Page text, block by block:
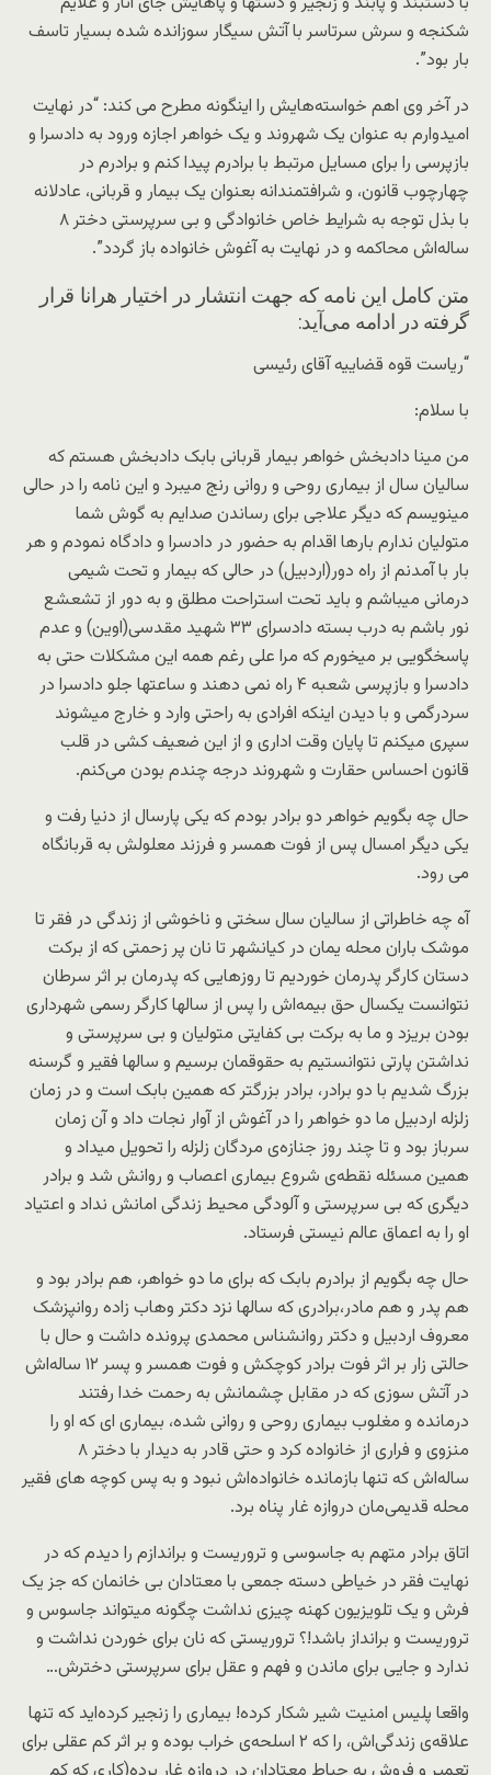
شکنجه و سرش سرتاسر با آتش سیگار سوزانده شده بسیار تاسف
بار بود”.
در آخر وی اهم خواسته‌هایش را اینگونه مطرح می کند: “در نهایت
امیدوارم به عنوان یک شهروند و یک خواهر اجازه ورود به دادسرا و
بازپرسی را برای مسایل مرتبط با برادرم پیدا کنم و برادرم در
چهارچوب قانون، و شرافتمندانه بعنوان یک بیمار و قربانی، عادلانه
با بذل توجه به شرایط خاص خانوادگی و بی سرپرستی دختر ۸
ساله‌اش محاکمه و در نهایت به آغوش خانواده باز گردد”.
متن کامل این نامه که جهت انتشار در اختیار هرانا قرار
گرفته در ادامه می‌آید:
“ریاست قوه قضاییه آقای رئیسی
با سلام:
من مینا دادبخش خواهر بیمار قربانی بابک دادبخش هستم که
سالیان سال از بیماری روحی و روانی رنج میبرد و این نامه را در حالی
مینویسم که دیگر علاجی برای رساندن صدایم به گوش شما
متولیان ندارم بارها اقدام به حضور در دادسرا و دادگاه نمودم و هر
بار با آمدنم از راه دور(اردبیل) در حالی که بیمار و تحت شیمی
درمانی میباشم و باید تحت استراحت مطلق و به دور از تشعشع
نور باشم به درب بسته دادسرای ۳۳ شهید مقدسی(اوین) و عدم
پاسخگویی بر میخورم که مرا علی رغم همه این مشکلات حتی به
دادسرا و بازپرسی شعبه ۴ راه نمی دهند و ساعتها جلو دادسرا در
سردرگمی و با دیدن اینکه افرادی به راحتی وارد و خارج میشوند
سپری میکنم تا پایان وقت اداری و از این ضعیف کشی در قلب
قانون احساس حقارت و شهروند درجه چندم بودن می‌کنم.
حال چه بگویم خواهر دو برادر بودم که یکی پارسال از دنیا رفت و
یکی دیگر امسال پس از فوت همسر و فرزند معلولش به قربانگاه
می رود.
آه چه خاطراتی از سالیان سال سختی و ناخوشی از زندگی در فقر تا
موشک باران محله یمان در کیانشهر تا نان پر زحمتی که از برکت
دستان کارگر پدرمان خوردیم تا روزهایی که پدرمان بر اثر سرطان
نتوانست یکسال حق بیمه‌اش را پس از سالها کارگر رسمی شهرداری
بودن بریزد و ما به برکت بی کفایتی متولیان و بی سرپرستی و
نداشتن پارتی نتوانستیم به حقوقمان برسیم و سالها فقیر و گرسنه
بزرگ شدیم با دو برادر، برادر بزرگتر که همین بابک است و در زمان
زلزله اردبیل ما دو خواهر را در آغوش از آوار نجات داد و آن زمان
سرباز بود و تا چند روز جنازه‌ی مردگان زلزله را تحویل میداد و
همین مسئله نقطه‌ی شروع بیماری اعصاب و روانش شد و برادر
دیگری که بی سرپرستی و آلودگی محیط زندگی امانش نداد و اعتیاد
او را به اعماق عالم نیستی فرستاد.
حال چه بگویم از برادرم بابک که برای ما دو خواهر، هم برادر بود و
هم پدر و هم مادر،برادری که سالها نزد دکتر وهاب زاده روانپزشک
معروف اردبیل و دکتر روانشناس محمدی پرونده داشت و حال با
حالتی زار بر اثر فوت برادر کوچکش و فوت همسر و پسر ۱۲ ساله‌اش
در آتش سوزی که در مقابل چشمانش به رحمت خدا رفتند
درمانده و مغلوب بیماری روحی و روانی شده، بیماری ای که او را
منزوی و فراری از خانواده کرد و حتی قادر به دیدار با دختر ۸
ساله‌اش که تنها بازمانده خانواده‌اش نبود و به پس کوچه های فقیر
محله قدیمی‌مان دروازه غار پناه برد.
اتاق برادر متهم به جاسوسی و تروریست و براندازم را دیدم که در
نهایت فقر در خیاطی دسته جمعی با معتادان بی خانمان که جز یک
فرش و یک تلویزیون کهنه چیزی نداشت چگونه میتواند جاسوس و
تروریست و برانداز باشد!؟ تروریستی که نان برای خوردن نداشت و
ندارد و جایی برای ماندن و فهم و عقل برای سرپرستی دخترش…
واقعا پلیس امنیت شیر شکار کرده! بیماری را زنجیر کرده‌اید که تنها
علاقه‌ی زندگی‌اش، را که ۲ اسلحه‌ی خراب بوده و بر اثر کم عقلی برای